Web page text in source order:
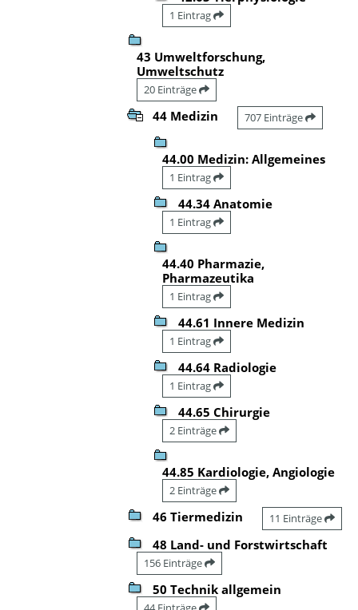
1 Eintrag
43 Umweltforschung,
Umweltschutz
20 Einträge
44 Medizin 707 Einträge
44.00 Medizin: Allgemeines
1 Eintrag
44.34 Anatomie
1 Eintrag
44.40 Pharmazie,
Pharmazeutika
1 Eintrag
44.61 Innere Medizin
1 Eintrag
44.64 Radiologie
1 Eintrag
44.65 Chirurgie
2 Einträge
44.85 Kardiologie, Angiologie
2 Einträge
46 Tiermedizin 11 Einträge
48 Land- und Forstwirtschaft
156 Einträge
50 Technik allgemein